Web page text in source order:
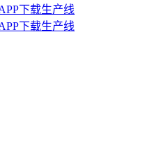
下载生产线
下载生产线